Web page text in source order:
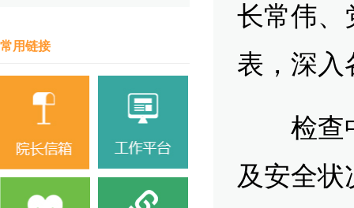
长常伟、
表，深入
检查中
及安全
常用链接